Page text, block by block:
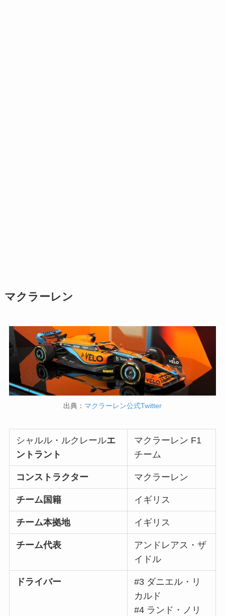
マクラーレン
出典： マクラーレン公式Twitter
シャルル・ルクレールエ
ントラント
マクラーレン F1
チーム
コンストラクター マクラーレン
チーム国籍 イギリス
チーム本拠地 イギリス
チーム代表
アンドレアス・ザ
イドル
ドライバー
#3 ダニエル・リ
カルド
#4 ランド・ノリ